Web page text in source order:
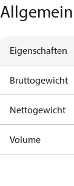
Eigenschaften
Bruttogewicht
Nettogewicht
Volume